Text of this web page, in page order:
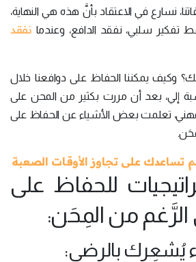
نسارع في الاعتقاد بأنَّ هذه هي النهاية،
تفكير سلبي، نفقد الدافع، وعندما نفقد
وكيف يمكننا الحفاظ على دوافعنا خلال
إلي، بعد أن مررت بكثير من المحن على
تعلمت بعض الأشياء عن الحفاظ على
تساعدك على تجاوز الأوقات الصعبة
استراتيجيات للحفاظ على
الرَّغم من المِحَن: